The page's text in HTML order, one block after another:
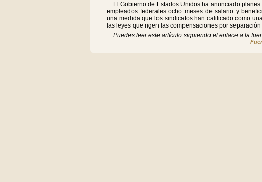
El Gobierno de Estados Unidos ha anunciado
empleados federales ocho meses de salario y
una medida que los sindicatos han calificado como
las leyes que rigen las compensaciones por
Puedes leer este artículo siguiendo el enlace a la